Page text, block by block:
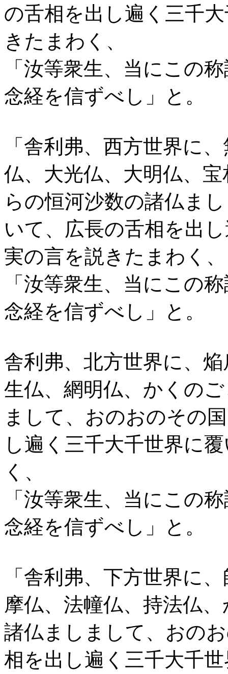
の舌相を出し遍く三千
きたまわく、
「汝等衆生、当にこの
念経を信ずべし」と。
「舎利弗、西方世界に
仏、大光仏、大明仏、
らの恒河沙数の諸仏ま
いて、広長の舌相を出
実の言を説きたまわく、
「汝等衆生、当にこの
念経を信ずべし」と。
舎利弗、北方世界に、
生仏、網明仏、かくの
まして、おのおのその
し遍く三千大千世界に
く、
「汝等衆生、当にこの
念経を信ずべし」と。
「舎利弗、下方世界に
摩仏、法幢仏、持法仏
諸仏ましまして、おの
相を出し遍く三千大千